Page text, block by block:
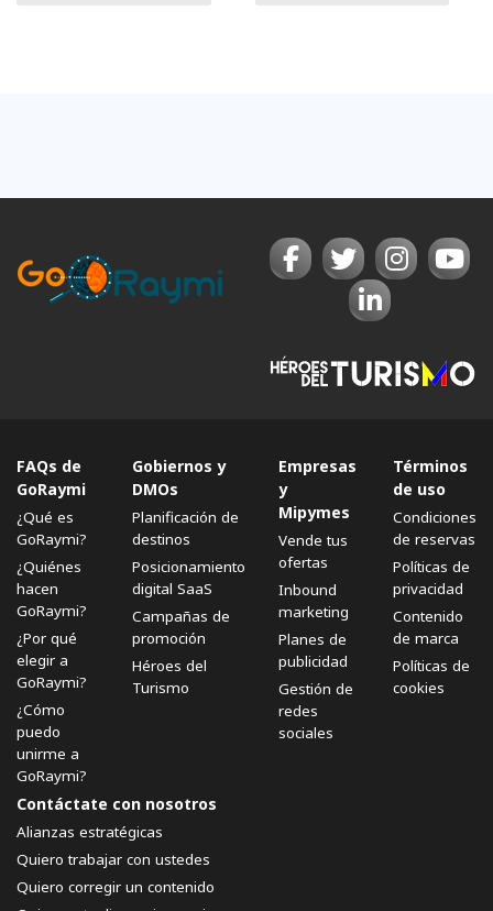
FAQs de
GoRaymi
¿Qué es
GoRaymi?
¿Quiénes
hacen
GoRaymi?
¿Por qué
elegir a
GoRaymi?
¿Cómo
puedo
unirme a
GoRaymi?
Gobiernos y
DMOs
Planificación de
destinos
Posicionamiento
digital SaaS
Campañas de
promoción
Héroes del
Turismo
Empresas
y
Mipymes
Vende tus
ofertas
Inbound
marketing
Planes de
publicidad
Gestión de
redes
sociales
Términos
de uso
Condiciones
de reservas
Políticas de
privacidad
Contenido
de marca
Políticas de
cookies
Contáctate con nosotros
Alianzas estratégicas
Quiero trabajar con ustedes
Quiero corregir un contenido